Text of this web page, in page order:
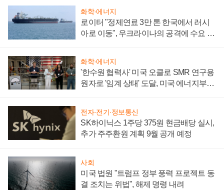
화학·에너지
로이터 "정제연료 3만 톤 한국에서 러시
아로 이동", 우크라이나의 공격에 수요 늘
화학·에너지
'한수원 협력사' 미국 오클로 SMR 연구용
원자로 '임계 상태' 도달, 미국 에너지부
전자·전기·정보통신
SK하이닉스 1주당 375원 현금배당 실시,
추가 주주환원 계획 9월 공개 예정
사회
미국 법원 "트럼프 정부 풍력 프로젝트 동
결 조치는 위법", 해제 명령 내려